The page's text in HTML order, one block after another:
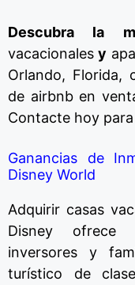
Descubra la
vacacionales y
Orlando, Florida,
de airbnb en
Contacte hoy
Ganancias de
Disney World
Adquirir casas
Disney ofrece
inversores y
turístico de